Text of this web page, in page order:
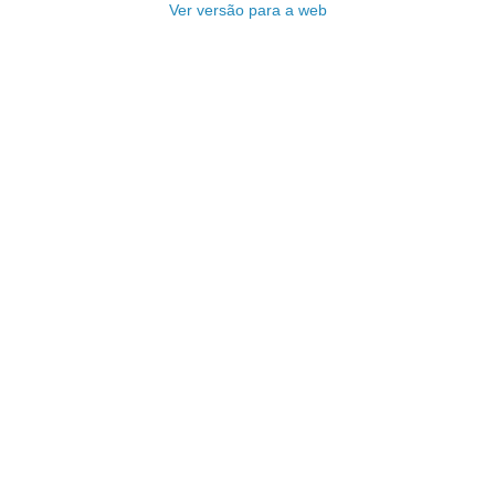
Ver versão para a web